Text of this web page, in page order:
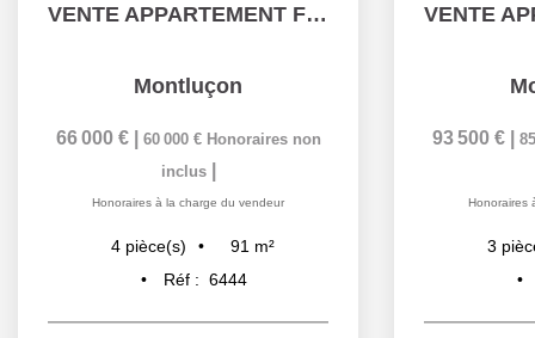
VENTE APPARTEMENT F4 AVEC GARAGE ET PARKING PRIVATIF !!!...
Montluçon
66 000 € 60 000 € Honoraires non
inclus
Honoraires à la charge du vendeur
4 pièce(s) 91 m²
Réf : 6444
93 500 €
Honoraires
3